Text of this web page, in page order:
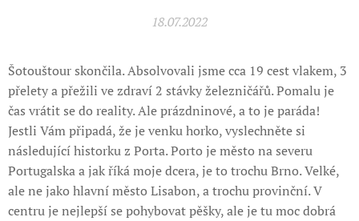
18.07.2022
Šotouštour skončila. Absolvovali jsme cca 19 cest vlakem, 3
přelety a přežili ve zdraví 2 stávky železničářů. Pomalu je
čas vrátit se do reality. Ale prázdninové, a to je paráda!
Jestli Vám připadá, že je venku horko, vyslechněte si
následující historku z Porta. Porto je město na severu
Portugalska a jak říká moje dcera, je to trochu Brno. Velké,
ale ne jako hlavní město Lisabon, a trochu provinční. V
centru je nejlepší se pohybovat pěšky, ale je tu moc dobrá